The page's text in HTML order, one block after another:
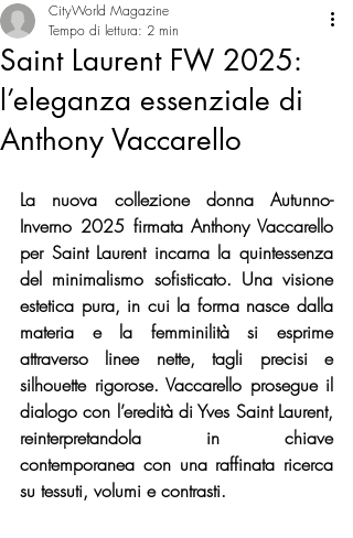
Saint Laurent FW 2025:
l’eleganza essenziale di
Anthony Vaccarello
CityWorld Magazine
Tempo di lettura: 2 min
La nuova collezione donna Autunno-
Inverno 2025 firmata Anthony Vaccarello
per Saint Laurent incarna la quintessenza
del minimalismo sofisticato. Una visione
estetica pura, in cui la forma nasce dalla
materia e la femminilità si esprime
attraverso linee nette, tagli precisi e
silhouette rigorose. Vaccarello prosegue il
dialogo con l’eredità di Yves Saint Laurent,
reinterpretandola in chiave
contemporanea con una raffinata ricerca
su tessuti, volumi e contrasti.